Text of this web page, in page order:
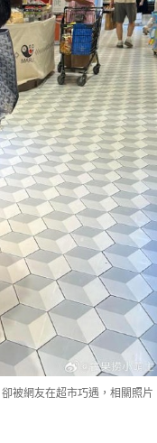
被網友在超市巧遇，相關照片